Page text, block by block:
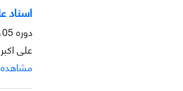
اسناد
دوره 05، شماره 2، آذر 1394، صفحه
علی